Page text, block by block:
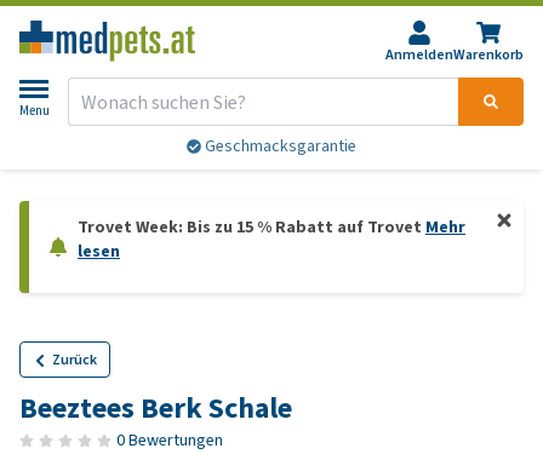
AnmeldenWarenkorb
Menu
Geschmacksgarantie
Trovet Week: Bis zu 15 % Rabatt auf Trovet Mehr
lesen
Zurück
Beeztees Berk Schale
0 Bewertungen